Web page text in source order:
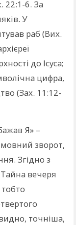
22:1-6. За
У
раб (Вих.
до Ісуса;
цифра,
(Зах. 11:12-
Я» –
зворот,
Згідно з
вечеря
точніша,